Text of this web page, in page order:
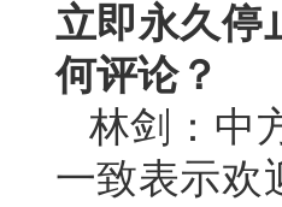
立即永久停
何评论？
林剑：中
一致表示欢